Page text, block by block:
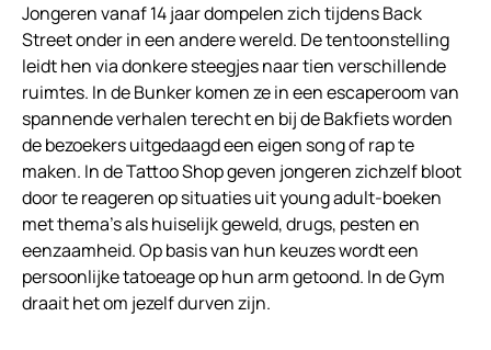
Jongeren vanaf 14 jaar dompelen zich tijdens Back
Street onder in een andere wereld. De tentoonstelling
leidt hen via donkere steegjes naar tien verschillende
ruimtes. In de Bunker komen ze in een escaperoom van
spannende verhalen terecht en bij de Bakfiets worden
de bezoekers uitgedaagd een eigen song of rap te
maken. In de Tattoo Shop geven jongeren zichzelf bloot
door te reageren op situaties uit young adult-boeken
met thema’s als huiselijk geweld, drugs, pesten en
eenzaamheid. Op basis van hun keuzes wordt een
persoonlijke tatoeage op hun arm getoond. In de Gym
draait het om jezelf durven zijn.